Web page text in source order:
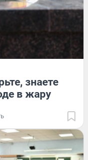
знаете
в жару